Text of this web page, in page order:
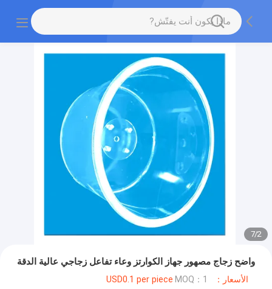
2
/
7
واضح زجاج مصهور جهاز الكوارتز وعاء تفاعل زجاجي عالية الدقة
الأسعار：USD0.1 per piece MOQ：1